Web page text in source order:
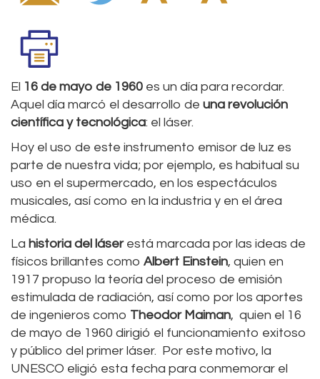
El 16 de mayo de 1960 es un día para recordar.
Aquel día marcó el desarrollo de una revolución
científica y tecnológica: el láser.
Hoy el uso de este instrumento emisor de luz es
parte de nuestra vida; por ejemplo, es habitual su
uso en el supermercado, en los espectáculos
musicales, así como en la industria y en el área
médica.
La historia del láser está marcada por las ideas de
físicos brillantes como Albert Einstein, quien en
1917 propuso la teoría del proceso de emisión
estimulada de radiación, así como por los aportes
de ingenieros como Theodor Maiman, quien el 16
de mayo de 1960 dirigió el funcionamiento exitoso
y público del primer láser. Por este motivo, la
UNESCO eligió esta fecha para conmemorar el